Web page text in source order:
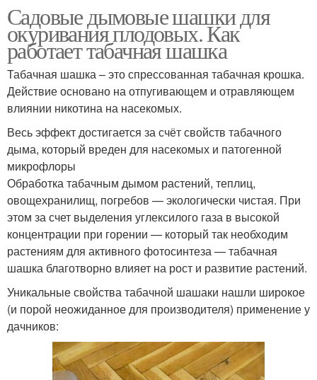
Шашка от заморозков Шашки для сада
Игра в шашки
Садовые дымовые шашки для
окуривания плодовых. Как
работает табачная шашка
Табачная шашка – это спрессованная табачная крошка.
Действие основано на отпугивающем и отравляющем
влиянии никотина на насекомых.
Весь эффект достигается за счёт свойств табачного
дыма, который вреден для насекомых и патогенной
микрофлоры
Обработка табачным дымом растений, теплиц,
овощехранилищ, погребов — экологически чистая. При
этом за счет выделения углексилого газа в высокой
концентрации при горении — который так необходим
растениям для активного фотосинтеза — табачная
шашка благотворно влияет на рост и развитие растений.
Уникальные свойства табачной шашаки нашли широкое
(и порой неожиданное для производителя) применение у
дачников: